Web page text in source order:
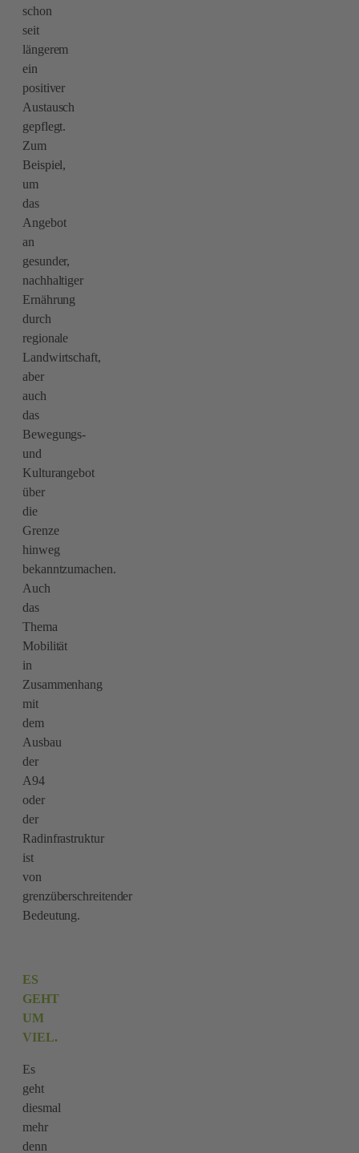
schon
seit
längerem
ein
positiver
Austausch
gepflegt.
Zum
Beispiel,
um
das
Angebot
an
gesunder,
nachhaltiger
Ernährung
durch
regionale
Landwirtschaft,
aber
auch
das
Bewegungs-
und
Kulturangebot
über
die
Grenze
hinweg
bekanntzumachen.
Auch
das
Thema
Mobilität
in
Zusammenhang
mit
dem
Ausbau
der
A94
oder
der
Radinfrastruktur
ist
von
grenzüberschreitender
Bedeutung.
ES
GEHT
UM
VIEL.
Es
geht
diesmal
mehr
denn